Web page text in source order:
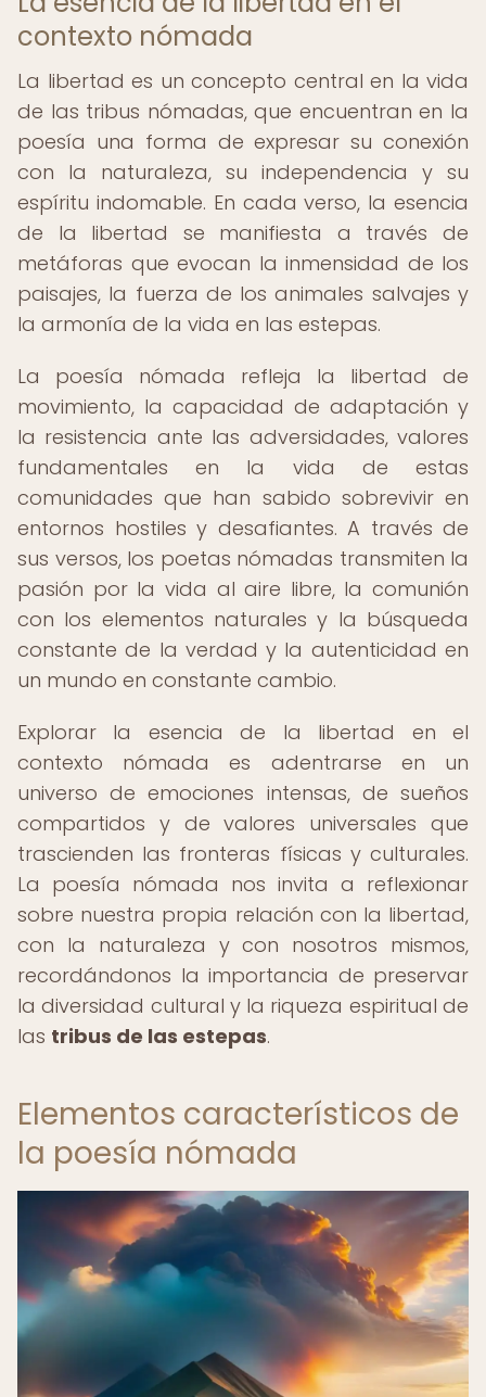
contexto nómada
La libertad es un concepto central en la vida
de las tribus nómadas, que encuentran en la
poesía una forma de expresar su conexión
con la naturaleza, su independencia y su
espíritu indomable. En cada verso, la esencia
de la libertad se manifiesta a través de
metáforas que evocan la inmensidad de los
paisajes, la fuerza de los animales salvajes y
la armonía de la vida en las estepas.
La poesía nómada refleja la libertad de
movimiento, la capacidad de adaptación y
la resistencia ante las adversidades, valores
fundamentales en la vida de estas
comunidades que han sabido sobrevivir en
entornos hostiles y desafiantes. A través de
sus versos, los poetas nómadas transmiten la
pasión por la vida al aire libre, la comunión
con los elementos naturales y la búsqueda
constante de la verdad y la autenticidad en
un mundo en constante cambio.
Explorar la esencia de la libertad en el
contexto nómada es adentrarse en un
universo de emociones intensas, de sueños
compartidos y de valores universales que
trascienden las fronteras físicas y culturales.
La poesía nómada nos invita a reflexionar
sobre nuestra propia relación con la libertad,
con la naturaleza y con nosotros mismos,
recordándonos la importancia de preservar
la diversidad cultural y la riqueza espiritual de
las tribus de las estepas.
Elementos característicos de
la poesía nómada